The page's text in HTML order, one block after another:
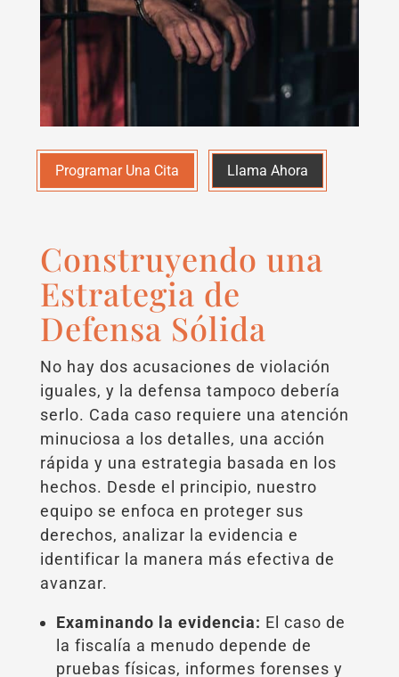
Programar Una Cita Llama Ahora
Construyendo una
Estrategia de
Defensa Sólida
No hay dos acusaciones de violación
iguales, y la defensa tampoco debería
serlo. Cada caso requiere una atención
minuciosa a los detalles, una acción
rápida y una estrategia basada en los
hechos. Desde el principio, nuestro
equipo se enfoca en proteger sus
derechos, analizar la evidencia e
identificar la manera más efectiva de
avanzar.
Examinando la evidencia: El caso de
la fiscalía a menudo depende de
pruebas físicas, informes forenses y